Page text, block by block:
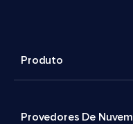
Produto
Provedores De Nuvem